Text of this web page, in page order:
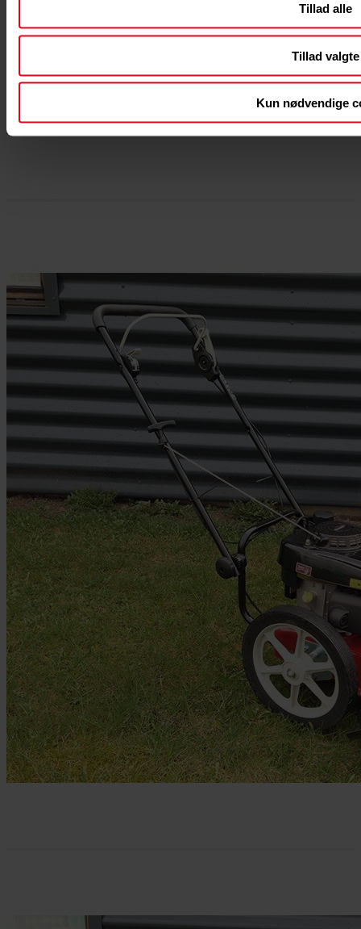
Tillad alle
Tillad valgte
Kun nødvendige